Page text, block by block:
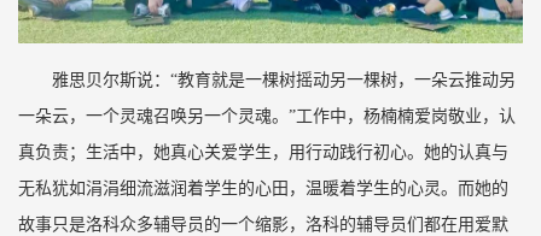
雅思贝尔斯说：“教育就是一棵树摇动另一棵树，一朵云推动另
一朵云，一个灵魂召唤另一个灵魂。”工作中，杨楠楠爱岗敬业，认
真负责；生活中，她真心关爱学生，用行动践行初心。她的认真与
无私犹如涓涓细流滋润着学生的心田，温暖着学生的心灵。而她的
故事只是洛科众多辅导员的一个缩影，洛科的辅导员们都在用爱默